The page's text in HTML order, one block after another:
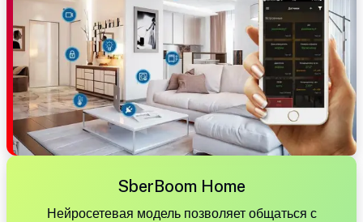
SberBoom Home
Нейросетевая модель позволяет общаться с